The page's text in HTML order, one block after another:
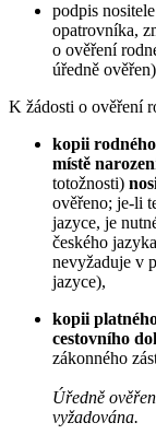
podpis
opatrovníka,
o ověření
úředně
K žádosti o ověření
kopii
místě narozen
totožnosti)
ověřeno; je-li
jazyce, je
českého
nevyžaduje v
jazyce),
kopii
cestovního
zákonného
Úředně
vyžadována.